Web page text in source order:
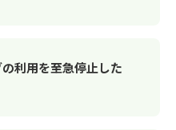
利用を至急停止した